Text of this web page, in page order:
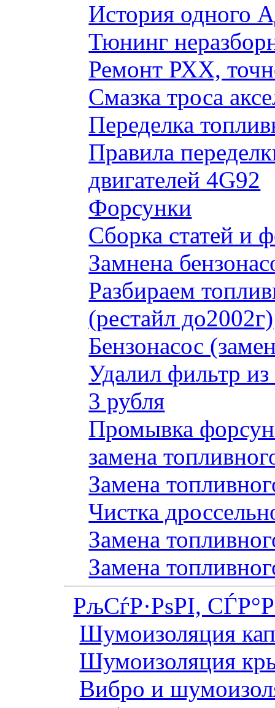
История одного
Тюнинг
Ремонт РХХ,
Смазка троса
Переделка
Правила
двигателей 4G92
Форсунки
Сборка статей и
Замнена
Разбираем
(рестайл до2002г)
Бензонасос
Удалил фильтр
3 рубля
Промывка
замена
Замена
Чистка
Замена
Замена
РљСѓР·РѕРІ,
Шумоизоляция
Шумоизоляция
Вибро и